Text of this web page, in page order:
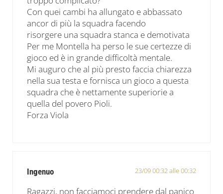
Con quei cambi ha allungato e abbassato
ancor di più la squadra facendo
risorgere una squadra stanca e demotivata
Per me Montella ha perso le sue certezze di
gioco ed è in grande difficoltà mentale.
Mi auguro che al più presto faccia chiarezza
nella sua testa e fornisca un gioco a questa
squadra che è nettamente superiorie a
quella del povero Pioli.
Forza Viola
Ingenuo 23/09 00:32 alle 00:32
Ragazzi, non facciamoci prendere dal panico